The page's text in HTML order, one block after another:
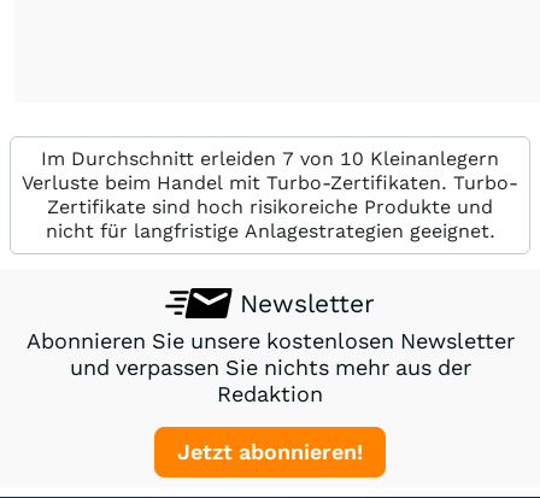
Im Durchschnitt erleiden 7 von 10 Kleinanlegern
Verluste beim Handel mit Turbo-Zertifikaten. Turbo-
Zertifikate sind hoch risikoreiche Produkte und
nicht für langfristige Anlagestrategien geeignet.
Newsletter
Abonnieren Sie unsere kostenlosen Newsletter
und verpassen Sie nichts mehr aus der
Redaktion
Jetzt abonnieren!